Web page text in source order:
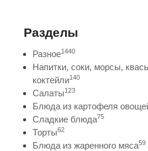
Разделы
Разное1440
Напитки, соки, морсы,
коктейли140
Салаты123
Блюда из картофеля
Сладкие блюда75
Торты62
Блюда из жаренного мяса59